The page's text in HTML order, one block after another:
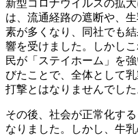
新型コロナウイルスの拡
は、流通経路の遮断や、
素が多くなり、同社でも
響を受けました。しかし
民が「ステイホーム」を
びたことで、全体として
打撃とはなりませんでした
その後、 社会が正常化す
なりました。しかし、牛